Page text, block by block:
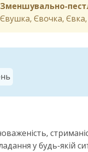
Зменшувально-
Євушка, Євочка, Євка,
у будь-якій